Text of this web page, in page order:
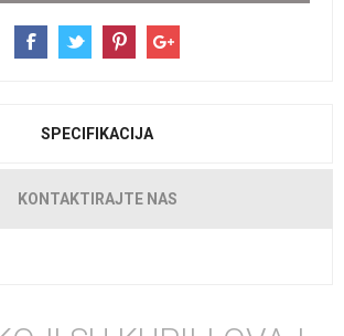
SPECIFIKACIJA
KONTAKTIRAJTE NAS